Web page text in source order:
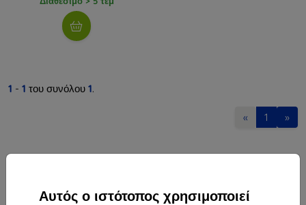
Αυτός ο ιστότοπος χρησιμοποιεί
1 - 1 του συνόλου 1.
« 1 »